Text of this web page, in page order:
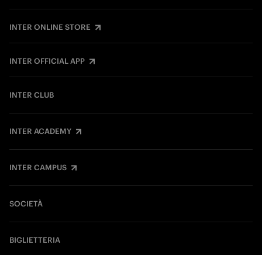
INTER ONLINE STORE
INTER OFFICIAL APP
INTER CLUB
INTER ACADEMY
INTER CAMPUS
SOCIETÀ
BIGLIETTERIA